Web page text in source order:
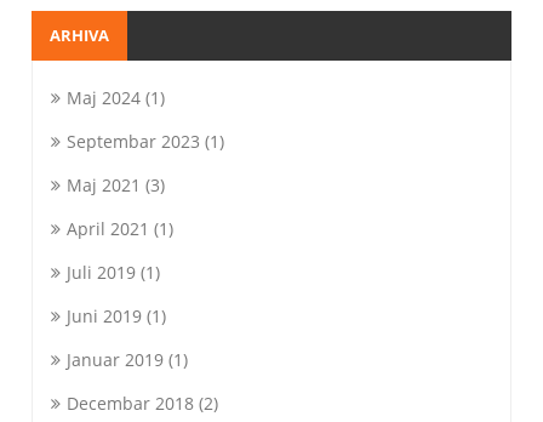
ARHIVA
Maj 2024(1)
Septembar 2023 (1)
Maj 2021 (3)
April 2021 (1)
Juli 2019(1)
Juni 2019(1)
Januar 2019(1)
Decembar 2018(2)